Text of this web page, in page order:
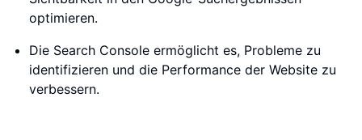
optimieren.
Die Search Console ermöglicht es, Probleme zu
identifizieren und die Performance der Website zu
verbessern.